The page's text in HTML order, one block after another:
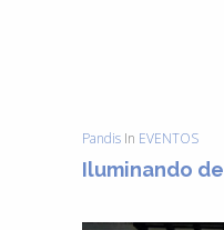
Pandis In EVENTOS
Iluminando